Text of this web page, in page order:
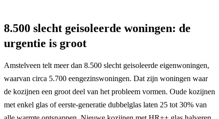
8.500 slecht geisoleerde woningen: de
urgentie is groot
Amstelveen telt meer dan 8.500 slecht geisoleerde eigenwoningen,
waarvan circa 5.700 eengezinswoningen. Dat zijn woningen waar
de kozijnen een groot deel van het probleem vormen. Oude kozijnen
met enkel glas of eerste-generatie dubbelglas laten 25 tot 30% van